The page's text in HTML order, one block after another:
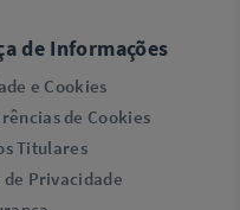
de Informações
e Cookies
de Cookies
Titulares
Privacidade